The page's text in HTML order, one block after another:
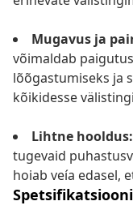
Mugavus ja
võimaldab
lõõgastumiseks ja
kõikidesse
Lihtne hooldus:
tugevaid
hoiab veía edasel,